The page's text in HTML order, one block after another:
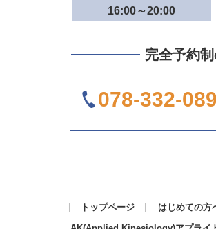
16:00～20:00
完全予約
078-332-
トップページ はじめての方